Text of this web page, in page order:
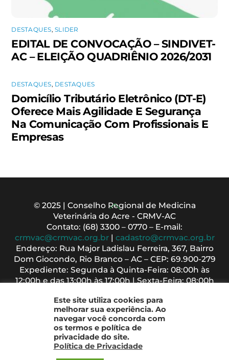
DESTAQUES,SLIDER
EDITAL DE CONVOCAÇÃO – SINDIVET-
AC – ELEIÇÃO QUADRIÊNIO 2026/2031
DESTAQUES, DESTAQUES
Domicílio Tributário Eletrônico (DT-E)
Oferece Mais Agilidade E Segurança
Na Comunicação Com Profissionais E
Empresas
Back
To
Top
© 2025 | Conselho Regional de Medicina
Veterinária do Acre - CRMV-AC
Contato: (68) 3300 – 0770 – E-mail:
crmvac@crmvac.org.br| cadastro@crmvac.org.br
Endereço: Rua Major Ladislau Ferreira, 367, Bairro
Dom Giocondo, Rio Branco – AC – CEP: 69.900-279
Expediente: Segunda à Quinta-Feira: 08:00h às
12:00h e das 13:00h às 17:00h | Sexta-Feira: 08:00h
Este site utiliza cookies para
melhorar sua experiência. Ao
navegar você concorda com
os termos e política de
privacidade do site.
Política de Privacidade